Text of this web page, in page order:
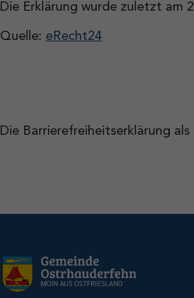
Die Erklärung wurde zuletzt am
Quelle: eRecht24
Die Barrierefreiheitserklärung